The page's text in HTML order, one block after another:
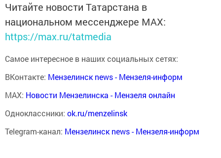
Читайте новости Татарстана в
национальном мессенджере MАХ:
https://max.ru/tatmedia
Самое интересное в наших социальных сетях:
ВКонтакте: Мензелинск news - Мензеля-информ
MAX: Новости Мензелинска - Мензеля онлайн
Одноклассники: ok.ru/menzelinsk
Telegram-канал: Мензелинск news - Мензеля-информ